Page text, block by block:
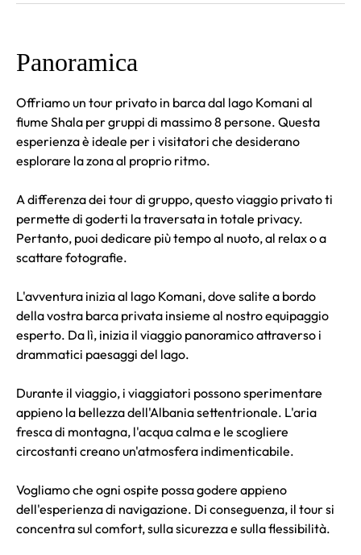
Panoramica
Offriamo un tour privato in barca dal lago Komani al
fiume Shala per gruppi di massimo 8 persone. Questa
esperienza è ideale per i visitatori che desiderano
esplorare la zona al proprio ritmo.
A differenza dei tour di gruppo, questo viaggio privato ti
permette di goderti la traversata in totale privacy.
Pertanto, puoi dedicare più tempo al nuoto, al relax o a
scattare fotografie.
L'avventura inizia al lago Komani, dove salite a bordo
della vostra barca privata insieme al nostro equipaggio
esperto. Da lì, inizia il viaggio panoramico attraverso i
drammatici paesaggi del lago.
Durante il viaggio, i viaggiatori possono sperimentare
appieno la bellezza dell'Albania settentrionale. L'aria
fresca di montagna, l'acqua calma e le scogliere
circostanti creano un'atmosfera indimenticabile.
Vogliamo che ogni ospite possa godere appieno
dell'esperienza di navigazione. Di conseguenza, il tour si
concentra sul comfort, sulla sicurezza e sulla flessibilità.